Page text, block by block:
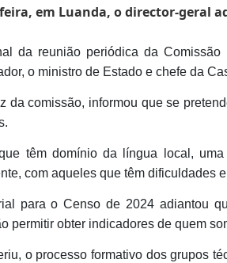
em Luanda, o director-geral
da reunião periódica da
o ministro de Estado e chefe da
da comissão, informou que se
têm domínio da língua local,
com aqueles que têm dificuldades
para o Censo de 2024 adiantou
permitir obter indicadores de quem
o processo formativo dos grupos